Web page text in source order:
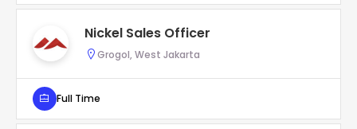
Nickel Sales Officer
Grogol, West Jakarta
Full Time